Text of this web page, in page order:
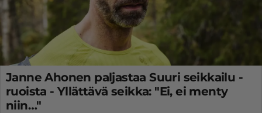
Janne Ahonen paljastaa Suuri seikkailu -
ruoista - Yllättävä seikka: "Ei, ei menty
niin…"